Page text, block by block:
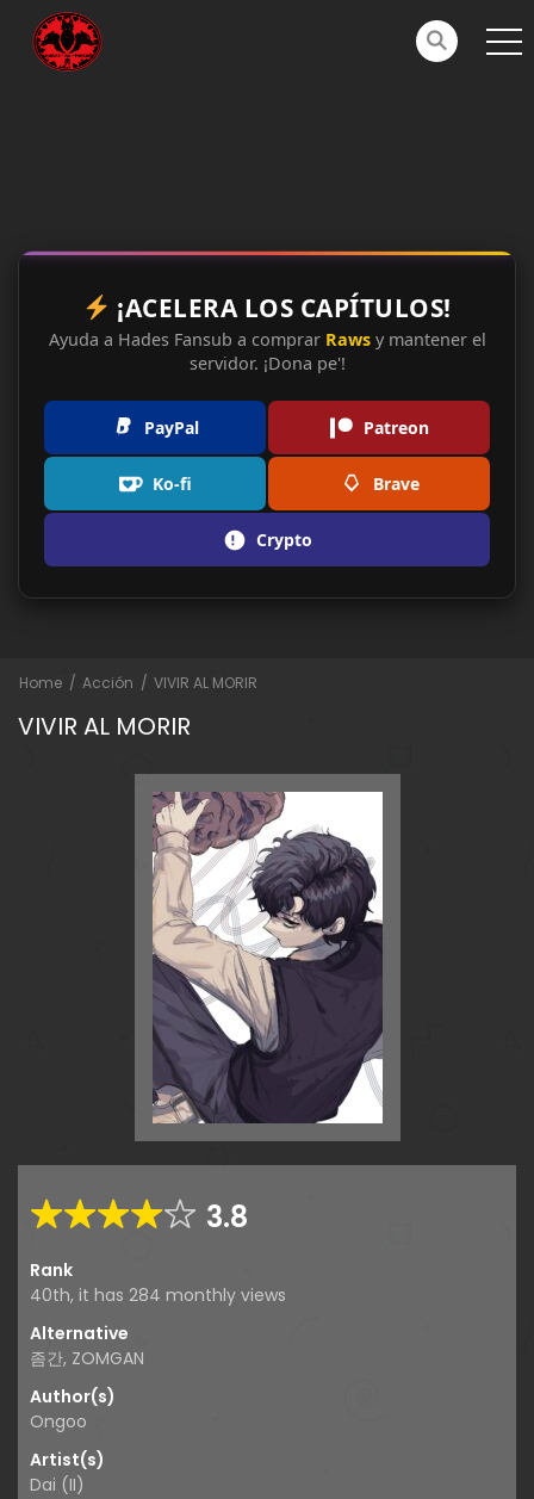
¡ACELERA LOS CAPÍTULOS!
Ayuda a Hades Fansub a comprar Rawsy mantener el
servidor. ¡Dona pe'!
PayPal Patreon
Ko-fi Brave
Crypto
Home Acción VIVIR AL MORIR
VIVIR AL MORIR
3.8
Rank
40th, it has 284 monthly views
Alternative
좀간, ZOMGAN
Author(s)
Ongoo
Artist(s)
Dai (II)